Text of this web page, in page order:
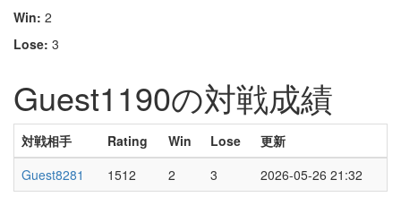
Win: 2
Lose: 3
Guest1190の対戦成績
対戦相手 Rating Win Lose
更新
Guest8281
1512 2 3 2026-05-26 21:32